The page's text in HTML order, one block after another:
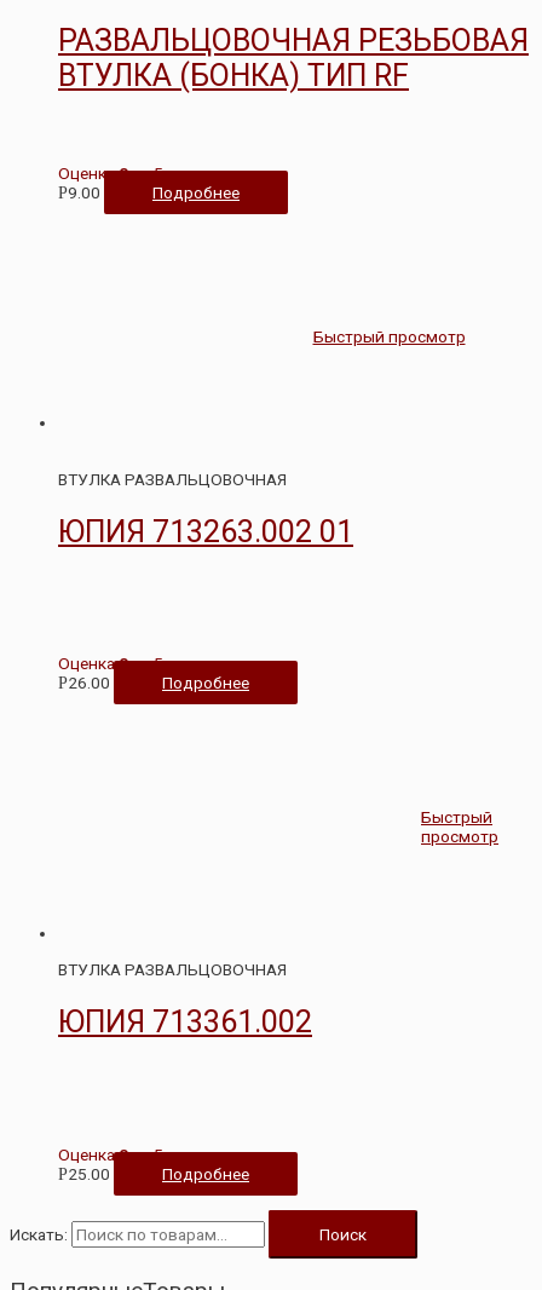
РАЗВАЛЬЦОВОЧНАЯ РЕЗЬБОВАЯ
ВТУЛКА (БОНКА) ТИП RF
Оценка0из 5
Р9.00 Подробнее
Быстрый просмотр
ВТУЛКА РАЗВАЛЬЦОВОЧНАЯ
ЮПИЯ 713263.002 01
Оценка0из 5
Р26.00 Подробнее
Быстрый
просмотр
ВТУЛКА РАЗВАЛЬЦОВОЧНАЯ
ЮПИЯ 713361.002
Оценка0из 5
Р25.00 Подробнее
Искать: Поиск